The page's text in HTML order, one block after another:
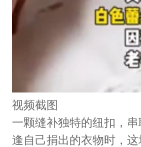
视频截图
一颗缝补独特的纽扣，
逢自己捐出的衣物时，